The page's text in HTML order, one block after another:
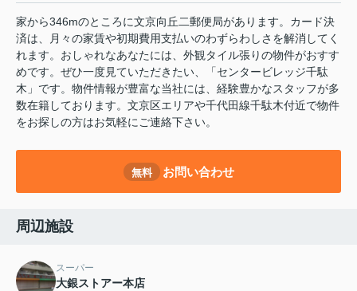
家から346mのところに文京向丘二郵便局があります。カード決
済は、月々の家賃や初期費用支払いのわずらわしさを解消してく
れます。おしゃれなあなたには、外観タイル張りの物件がおすす
めです。ぜひ一度見ていただきたい、「センタービレッジ千駄
木」です。物件情報が豊富な当社には、経験豊かなスタッフが多
数在籍しております。文京区エリアや千代田線千駄木付近で物件
をお探しの方はお気軽にご連絡下さい。
無料 お問い合わせ
周辺施設
スーパー
大銀ストアー本店